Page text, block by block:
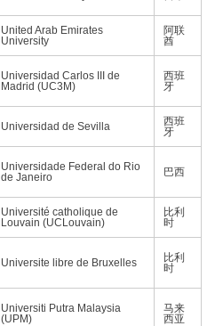
United Arab Emirates
University
阿联
酋
Universidad Carlos III de
Madrid (UC3M)
西班
牙
Universidad de Sevilla
西班
牙
Universidade Federal do Rio
de Janeiro
巴西
Université catholique de
Louvain (UCLouvain)
比利
时
Universite libre de Bruxelles
比利
时
Universiti Putra Malaysia
(UPM)
马来
西亚